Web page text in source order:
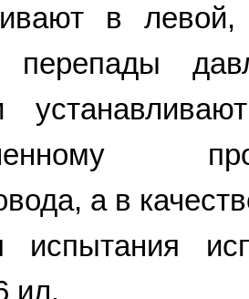
в
перепады
а в
испытания
ил.